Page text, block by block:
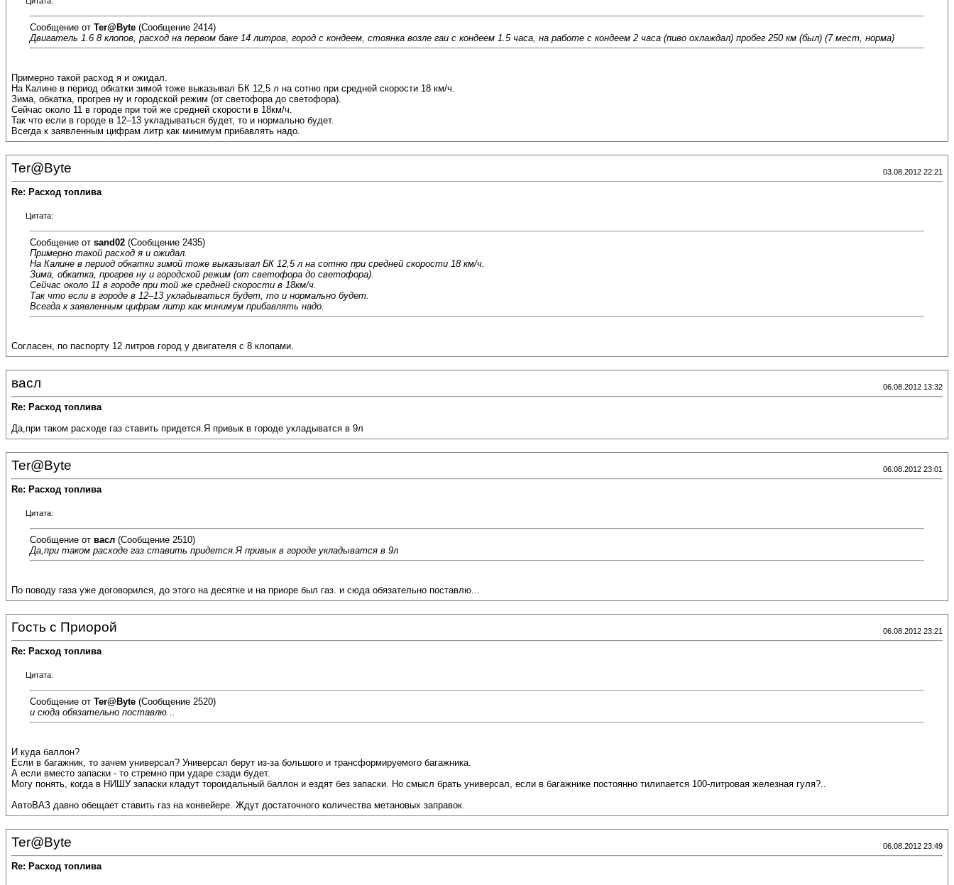
Сообщение от Ter@Byte (Сообщение 2414)
Двигатель 1.6 8 клопов, расход на первом баке 14 литров, город с кондеем, стоянка возле гаи с кондеем 1.5 часа, на работе с кондеем 2 часа (пиво охлаждал) пробег 250 км (был) (7 мест, норма)
Примерно такой расход я и ожидал.
На Калине в период обкатки зимой тоже выказывал БК 12,5 л на сотню при средней скорости 18 км/ч.
Зима, обкатка, прогрев ну и городской режим (от светофора до светофора).
Сейчас около 11 в городе при той же средней скорости в 18км/ч.
Так что если в городе в 12–13 укладываться будет, то и нормально будет.
Всегда к заявленным цифрам литр как минимум прибавлять надо.
Ter@Byte 03.08.2012 22:21
Re: Расход топлива
Цитата:
Сообщение от sand02 (Сообщение 2435)
Примерно такой расход я и ожидал.
На Калине в период обкатки зимой тоже выказывал БК 12,5 л на сотню при средней скорости 18 км/ч.
Зима, обкатка, прогрев ну и городской режим (от светофора до светофора).
Сейчас около 11 в городе при той же средней скорости в 18км/ч.
Так что если в городе в 12–13 укладываться будет, то и нормально будет.
Всегда к заявленным цифрам литр как минимум прибавлять надо.
Согласен, по паспорту 12 литров город у двигателя с 8 клопами.
васл 06.08.2012 13:32
Re: Расход топлива
Да,при таком расходе газ ставить придется.Я привык в городе укладыватся в 9л
Ter@Byte 06.08.2012 23:01
Re: Расход топлива
Цитата:
Сообщение от васл (Сообщение 2510)
Да,при таком расходе газ ставить придется.Я привык в городе укладыватся в 9л
По поводу газа уже договорился, до этого на десятке и на приоре был газ. и сюда обязательно поставлю...
Гость с Приорой 06.08.2012 23:21
Re: Расход топлива
Цитата:
Сообщение от Ter@Byte (Сообщение 2520)
и сюда обязательно поставлю...
И куда баллон?
Если в багажник, то зачем универсал? Универсал берут из-за большого и трансформируемого багажника.
А если вместо запаски - то стремно при ударе сзади будет.
Могу понять, когда в НИШУ запаски кладут тороидальный баллон и ездят без запаски. Но смысл брать универсал, если в багажнике постоянно тилипается 100-литровая железная гуля?..
АвтоВАЗ давно обещает ставить газ на конвейере. Ждут достаточного количества метановых заправок.
Ter@Byte 06.08.2012 23:49
Re: Расход топлива